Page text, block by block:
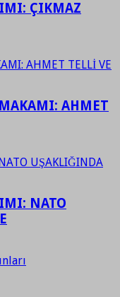
ÇIKMAZ
AHMET
NATO